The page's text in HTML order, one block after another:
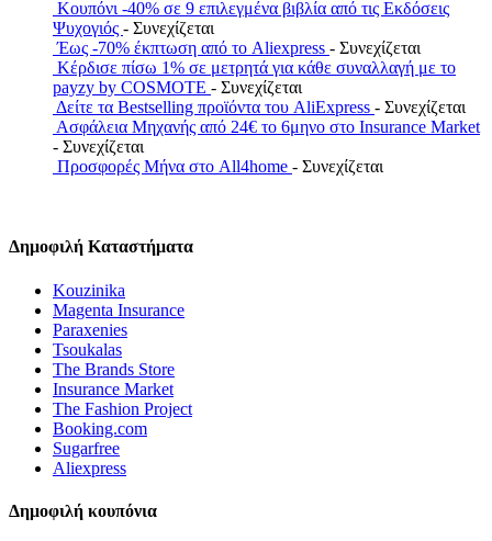
Κουπόνι -40% σε 9 επιλεγμένα βιβλία από τις Εκδόσεις
Ψυχογιός - Συνεχίζεται
Έως -70% έκπτωση από το Aliexpress - Συνεχίζεται
Κέρδισε πίσω 1% σε μετρητά για κάθε συναλλαγή με το
payzy by COSMOTE - Συνεχίζεται
Δείτε τα Bestselling προϊόντα του AliExpress - Συνεχίζεται
Ασφάλεια Μηχανής από 24€ το 6μηνο στο Insurance Market
- Συνεχίζεται
Προσφορές Μήνα στο All4home - Συνεχίζεται
Δημοφιλή Καταστήματα
Kouzinika
Magenta Insurance
Paraxenies
Tsoukalas
The Brands Store
Insurance Market
The Fashion Project
Booking.com
Sugarfree
Aliexpress
Δημοφιλή κουπόνια